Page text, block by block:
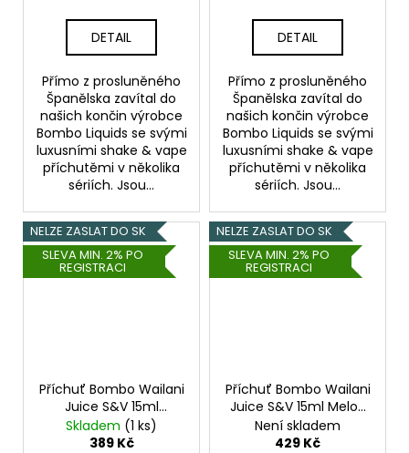
DETAIL
Přímo z prosluněného
Španělska zavítal do
našich končin výrobce
Bombo Liquids se svými
luxusními shake & vape
příchutěmi v několika
sériích. Jsou...
DETAIL
Přímo z prosluněného
Španělska zavítal do
našich končin výrobce
Bombo Liquids se svými
luxusními shake & vape
příchutěmi v několika
sériích. Jsou...
NELZE ZASLAT DO SK
SLEVA MIN. 2% PO
REGISTRACI
Příchuť Bombo Wailani
Juice S&V 15ml
Strawberry and Pear
(Jahoda s hruškou)
Skladem (1 ks)
389 Kč
NELZE ZASLAT DO SK
SLEVA MIN. 2% PO
REGISTRACI
Příchuť Bombo Wailani
Juice S&V 15ml Melon
and Watermelon
(Melounový mix)
Není skladem
429 Kč